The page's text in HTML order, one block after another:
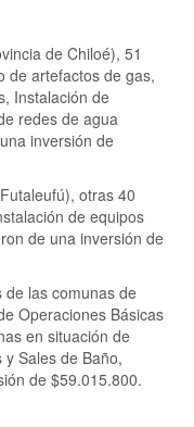
de Chiloé), 51
de artefactos de gas,
Instalación de
redes de agua
inversión de
otras 40
de equipos
de una inversión de
de las comunas de
Operaciones Básicas
en situación de
Sales de Baño,
de $59.015.800.